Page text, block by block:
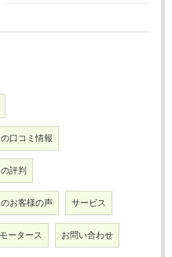
口コミ情報
評判
お客様の声 サービス
ータース お問い合わせ